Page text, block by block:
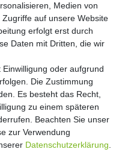
Medien von
auf unsere Website
erfolgt erst durch
Daten mit Dritten, die wir
oder aufgrund
Die Zustimmung
Es besteht das Recht,
zu einem späteren
Beachten Sie unser
zur Verwendung
Daten­schutz­erklärung
Medien von
auf unsere Website
erfolgt erst durch
Daten mit Dritten, die wir
oder aufgrund
Die Zustimmung
Es besteht das Recht,
zu einem späteren
Beachten Sie unser
zur Verwendung
Daten­schutz­erklärung